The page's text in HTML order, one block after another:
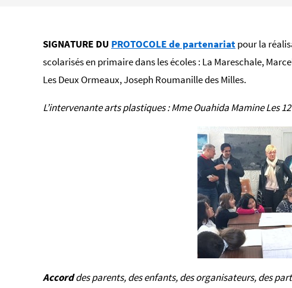
SIGNATURE DU PROTOCOLE de partenariatpour la
scolarisés en primaire dans les écoles : La Mareschale,
Les Deux Ormeaux, Joseph Roumanille des Milles.
L’intervenante arts plastiques : Mme Ouahida Mamine Les
Accorddes parents, des enfants, des organisateurs, des